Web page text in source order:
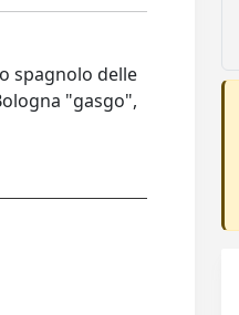
spagnolo delle
"gasgo",